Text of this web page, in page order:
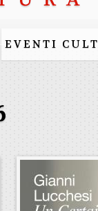
EVENTI